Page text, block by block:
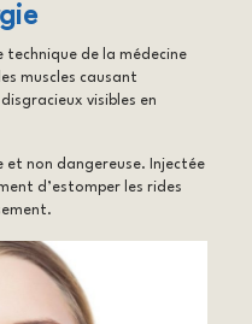
technique de la médecine
muscles causant
visibles en
non dangereuse. Injectée
d’estomper les rides